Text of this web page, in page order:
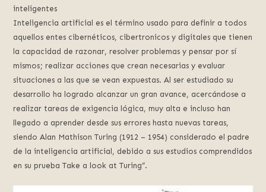
Roko,
fomentamos
la
inteligencia
del
inteligentes
Inteligencia artificial es el término usado para definir a todos
aquellos entes cibernéticos, cibertronicos y digitales que tienen
la capacidad de razonar, resolver problemas y pensar por sí
mismos; realizar acciones que crean necesarias y evaluar
situaciones a las que se vean expuestas. Al ser estudiado su
desarrollo ha logrado alcanzar un gran avance, acercándose a
realizar tareas de exigencia lógica, muy alta e incluso han
llegado a aprender desde sus errores hasta nuevas tareas,
siendo Alan Mathison Turing (1912 – 1954) considerado el padre
de la inteligencia artificial, debido a sus estudios comprendidos
en su prueba Take a look at Turing”.